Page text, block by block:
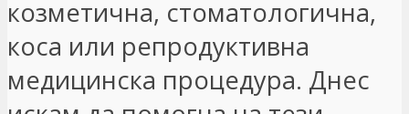
козметична, стоматологична,
коса или репродуктивна
медицинска процедура. Днес